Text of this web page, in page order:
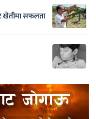
खेतीमा सफलता